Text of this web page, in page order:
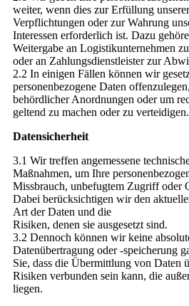
weiter, wenn dies zur Erfüllung
Verpflichtungen oder zur Wahrung
Interessen erforderlich ist. Dazu
Weitergabe an Logistikunternehmen
oder an Zahlungsdienstleister zur
2.2 In einigen Fällen können wir
personenbezogene Daten
behördlicher Anordnungen oder um
geltend zu machen oder zu verteidigen.
Datensicherheit
3.1 Wir treffen angemessene
Maßnahmen, um Ihre
Missbrauch, unbefugtem Zugriff oder
Dabei berücksichtigen wir den
Art der Daten und die
Risiken, denen sie ausgesetzt sind.
3.2 Dennoch können wir keine
Datenübertragung oder -speicherung
Sie, dass die Übermittlung von Daten
Risiken verbunden sein kann, die
liegen.